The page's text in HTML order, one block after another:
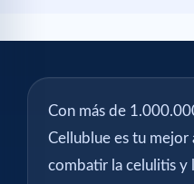
Con más de
Cellublue es tu mejor
combatir la celulitis y